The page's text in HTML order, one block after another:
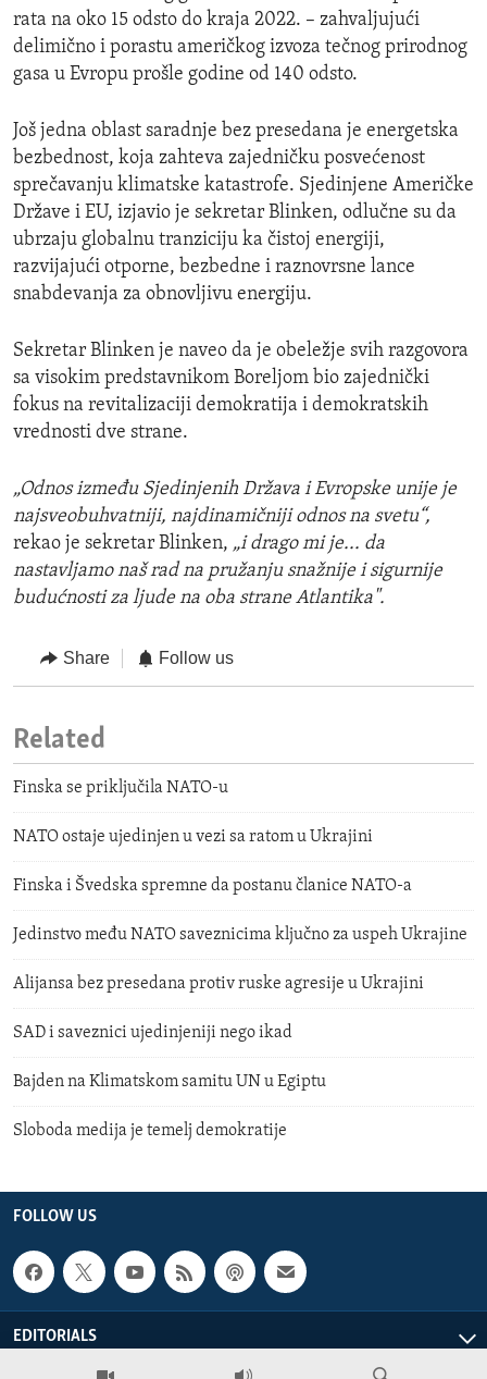
rata na oko 15 odsto do kraja 2022. – zahvaljujući
delimično i porastu američkog izvoza tečnog prirodnog
gasa u Evropu prošle godine od 140 odsto.
Još jedna oblast saradnje bez presedana je energetska
bezbednost, koja zahteva zajedničku posvećenost
sprečavanju klimatske katastrofe. Sjedinjene Američke
Države i EU, izjavio je sekretar Blinken, odlučne su da
ubrzaju globalnu tranziciju ka čistoj energiji,
razvijajući otporne, bezbedne i raznovrsne lance
snabdevanja za obnovljivu energiju.
Sekretar Blinken je naveo da je obeležje svih razgovora
sa visokim predstavnikom Boreljom bio zajednički
fokus na revitalizaciji demokratija i demokratskih
vrednosti dve strane.
„Odnos između Sjedinjenih Država i Evropske unije je
najsveobuhvatniji, najdinamičniji odnos na svetu“,
rekao je sekretar Blinken, „i drago mi je... da
nastavljamo naš rad na pružanju snažnije i sigurnije
budućnosti za ljude na oba strane Atlantika".
Share Follow us
Related
Finska se priključila NATO-u
NATO ostaje ujedinjen u vezi sa ratom u Ukrajini
Finska i Švedska spremne da postanu članice NATO-a
Jedinstvo među NATO saveznicima ključno za uspeh Ukrajine
Alijansa bez presedana protiv ruske agresije u Ukrajini
SAD i saveznici ujedinjeniji nego ikad
Bajden na Klimatskom samitu UN u Egiptu
Sloboda medija je temelj demokratije
FOLLOW US
EDITORIALS